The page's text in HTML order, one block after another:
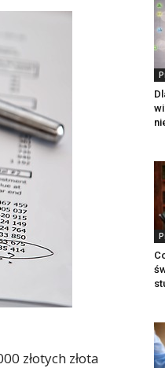
złotych złota